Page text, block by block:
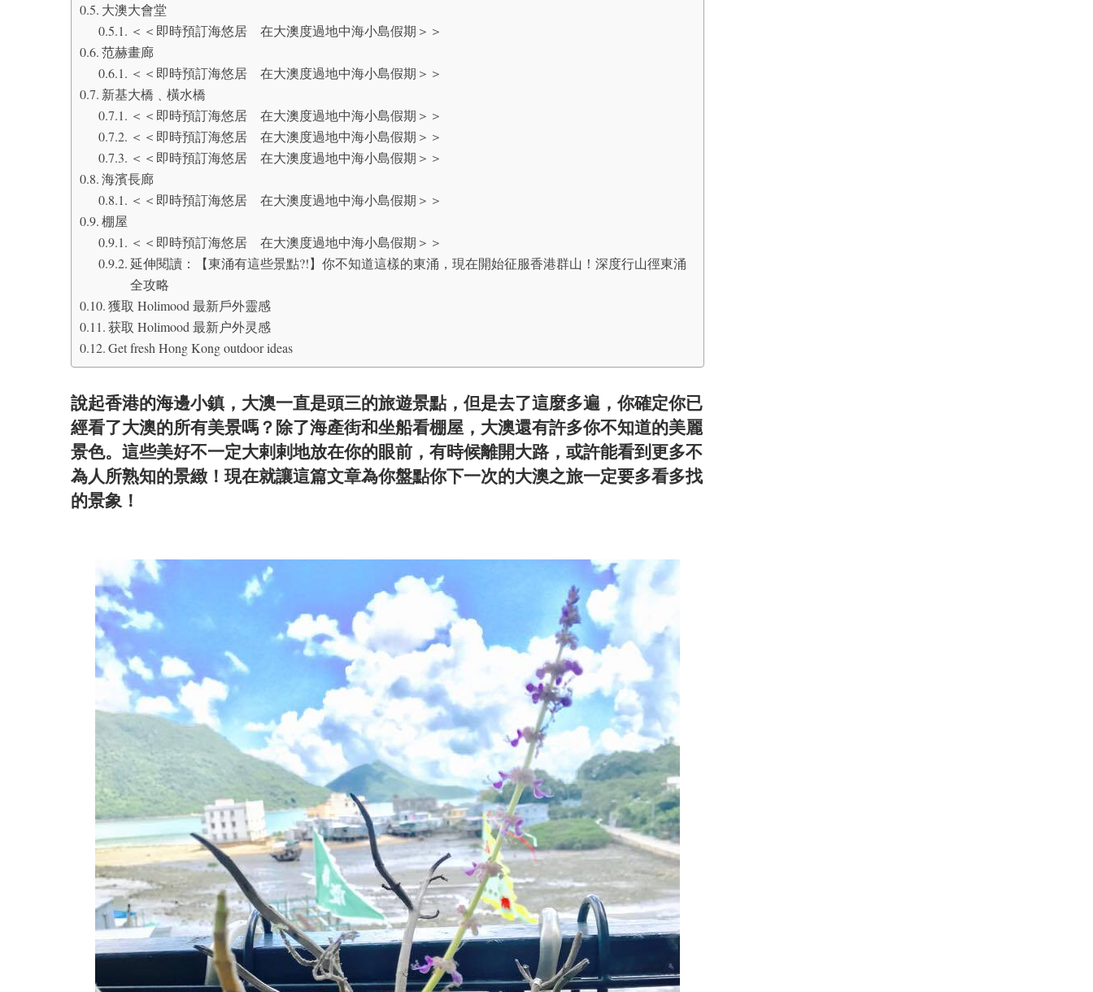
大澳大會堂
＜＜即時預訂海悠居 在大澳度過地中海小島假期＞＞
范赫畫廊
＜＜即時預訂海悠居 在大澳度過地中海小島假期＞＞
新基大橋﹑橫水橋
＜＜即時預訂海悠居 在大澳度過地中海小島假期＞＞
＜＜即時預訂海悠居 在大澳度過地中海小島假期＞＞
＜＜即時預訂海悠居 在大澳度過地中海小島假期＞＞
海濱長廊
＜＜即時預訂海悠居 在大澳度過地中海小島假期＞＞
棚屋
＜＜即時預訂海悠居 在大澳度過地中海小島假期＞＞
延伸閱讀：【東涌有這些景點?!】你不知道這樣的東涌，現在開始征服香港群山！深度行山徑東涌
全攻略
獲取 Holimood 最新戶外靈感
获取 Holimood 最新户外灵感
Get fresh Hong Kong outdoor ideas
說起香港的海邊小鎮，大澳一直是頭三的旅遊景點，但是去了這麼多遍，你確定你已
經看了大澳的所有美景嗎？除了海產街和坐船看棚屋，大澳還有許多你不知道的美麗
景色。這些美好不一定大剌剌地放在你的眼前，有時候離開大路，或許能看到更多不
為人所熟知的景緻！現在就讓這篇文章為你盤點你下一次的大澳之旅一定要多看多找
的景象！